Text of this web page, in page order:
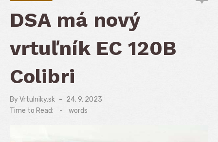
DSA má nový
vrtuľník EC 120B
Colibri
ByVrtulniky.sk
Posted
on
24. 9. 2023
Time to Read:
- words